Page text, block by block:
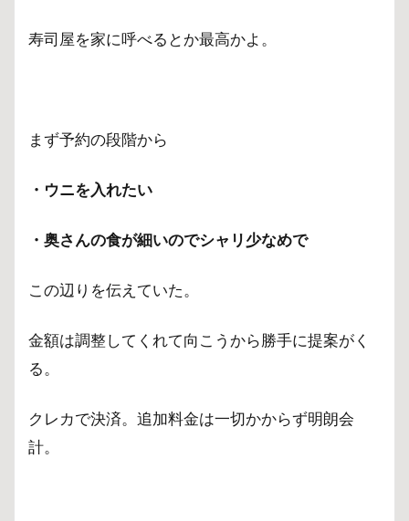
寿司屋を家に呼べるとか最高かよ。
まず予約の段階から
・ウニを入れたい
・奥さんの食が細いのでシャリ少なめで
この辺りを伝えていた。
金額は調整してくれて向こうから勝手に提案がく
る。
クレカで決済。追加料金は一切かからず明朗会
計。